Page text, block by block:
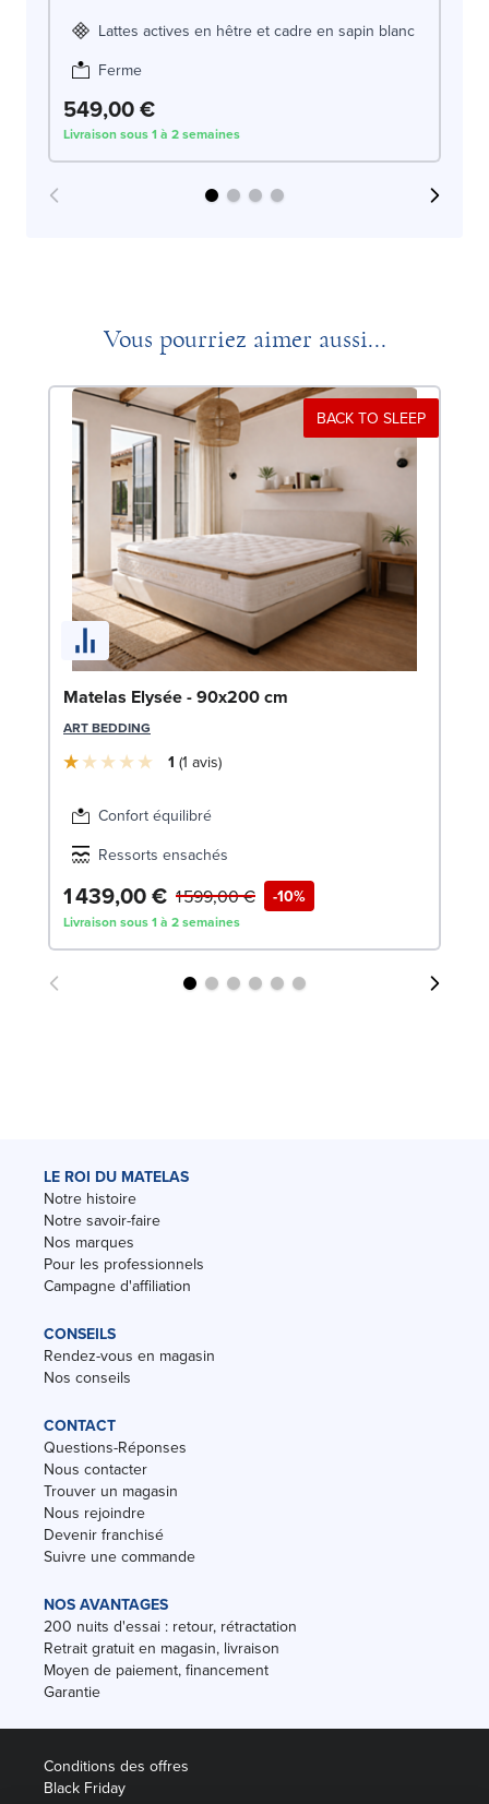
Lattes actives en hêtre et cadre en sapin blanc
Ferme
549,00 €
Livraison sous 1 à 2 semaines
Vous pourriez aimer aussi...
BACK TO SLEEP
Matelas Elysée - 90x200 cm
ART BEDDING
1 1 avis
Confort équilibré
Ressorts ensachés
1 439,00 € -10%
1 599,00 €
Livraison sous 1 à 2 semaines
LE ROI DU MATELAS
Notre histoire
Notre savoir-faire
Nos marques
Pour les professionnels
Campagne d'affiliation
CONSEILS
Rendez-vous en magasin
Nos conseils
CONTACT
Questions-Réponses
Nous contacter
Trouver un magasin
Nous rejoindre
Devenir franchisé
Suivre une commande
NOS AVANTAGES
200 nuits d'essai : retour, rétractation
Retrait gratuit en magasin, livraison
Moyen de paiement, financement
Garantie
Conditions des offres
Black Friday